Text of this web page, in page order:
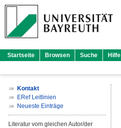
Startseite Browsen Suche Hilfe
Kontakt
ERef Leitlinien
Neueste Einträge
Literatur vom gleichen Autor/der